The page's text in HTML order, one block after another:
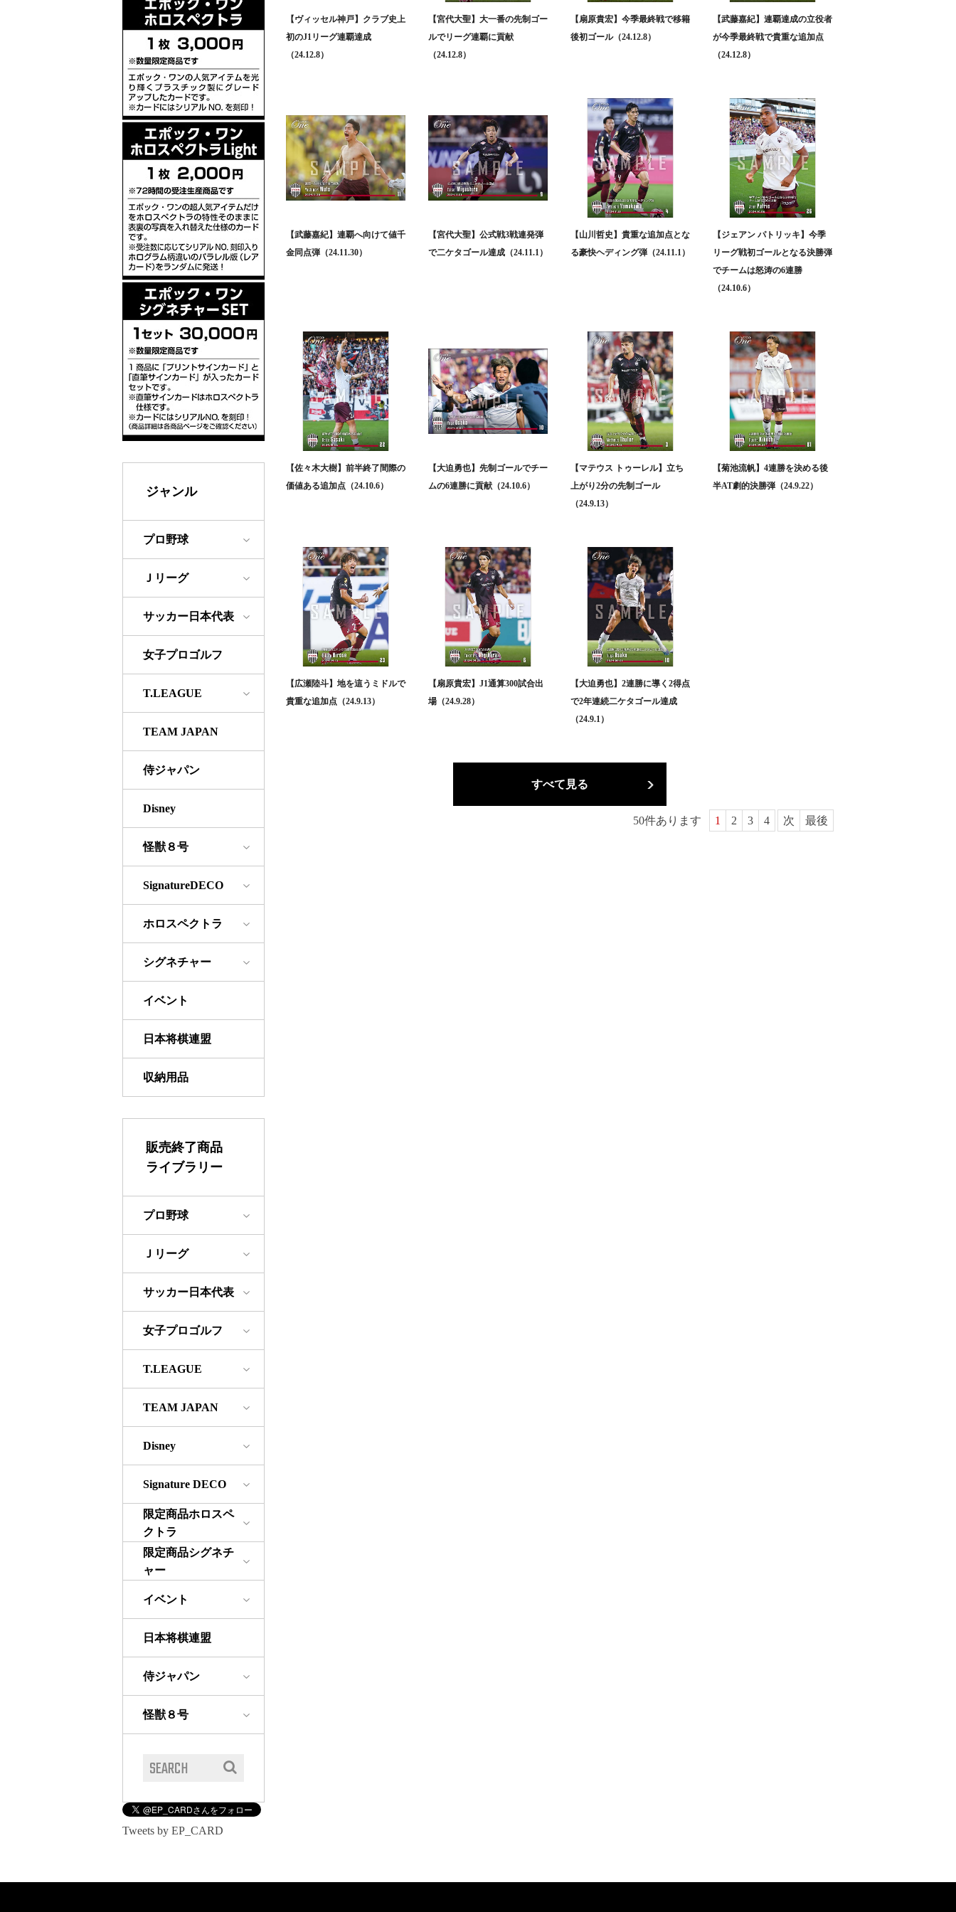
ジャンル
プロ野球
Ｊリーグ
サッカー日本代表
女子プロゴルフ
T.LEAGUE
TEAM JAPAN
侍ジャパン
Disney
怪獣８号
SignatureDECO
ホロスペクトラ
シグネチャー
イベント
日本将棋連盟
収納用品
販売終了商品
ライブラリー
プロ野球
Ｊリーグ
サッカー日本代表
女子プロゴルフ
T.LEAGUE
TEAM JAPAN
Disney
Signature DECO
限定商品ホロスペ
クトラ
限定商品シグネチ
ャー
イベント
日本将棋連盟
侍ジャパン
怪獣８号
Tweets by EP_CARD
【ヴィッセル神戸】クラブ史上
初のJ1リーグ連覇達成
（24.12.8）
【宮代大聖】大一番の先制ゴー
ルでリーグ連覇に貢献
（24.12.8）
【扇原貴宏】今季最終戦で移籍
後初ゴール（24.12.8）
【武藤嘉紀】連覇達成の立役者
が今季最終戦で貴重な追加点
（24.12.8）
【武藤嘉紀】連覇へ向けて値千
金同点弾（24.11.30）
【宮代大聖】公式戦3戦連発弾
で二ケタゴール達成（24.11.1）
【山川哲史】貴重な追加点とな
る豪快ヘディング弾（24.11.1）
【ジェアン パトリッキ】今季
リーグ戦初ゴールとなる決勝弾
でチームは怒涛の6連勝
（24.10.6）
【佐々木大樹】前半終了間際の
価値ある追加点（24.10.6）
【大迫勇也】先制ゴールでチー
ムの6連勝に貢献（24.10.6）
【マテウス トゥーレル】立ち
上がり2分の先制ゴール
（24.9.13）
【菊池流帆】4連勝を決める後
半AT劇的決勝弾（24.9.22）
【広瀬陸斗】地を這うミドルで
貴重な追加点（24.9.13）
【扇原貴宏】J1通算300試合出
場（24.9.28）
【大迫勇也】2連勝に導く2得点
で2年連続二ケタゴール達成
（24.9.1）
すべて見る
50件あります 1 2 3 4 次 最後